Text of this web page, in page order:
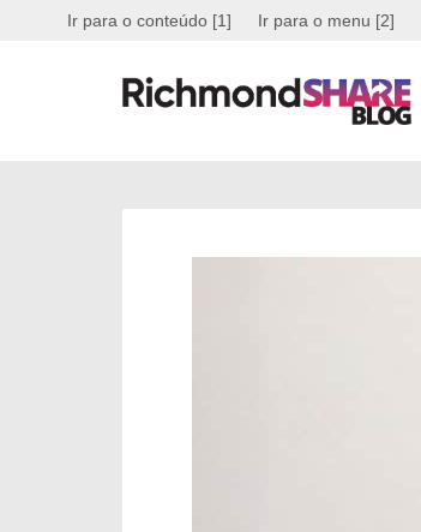
Ir para o conteúdo [1] Ir para o menu [2]